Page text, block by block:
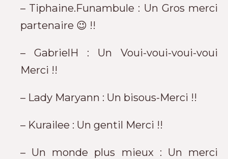
– Tiphaine.Funambule : Un Gros merci
partenaire 😉 !!
– GabrielH : Un Voui-voui-voui-voui
Merci !!
– Lady Maryann : Un bisous-Merci !!
– Kurailee : Un gentil Merci !!
– Un monde plus mieux : Un merci